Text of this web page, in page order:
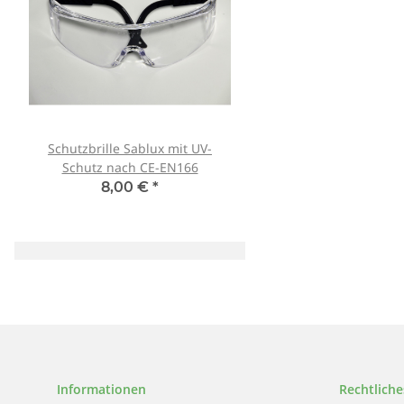
Schutzbrille Sablux mit UV-
Schutz nach CE-EN166
8,00 € *
Informationen